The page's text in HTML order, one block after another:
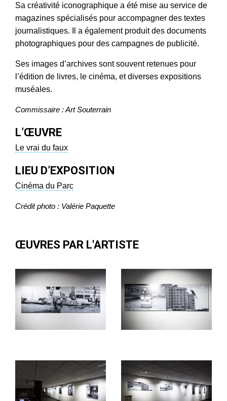
Sa créativité iconographique a été mise au service de
magazines spécialisés pour accompagner des textes
journalistiques. Il a également produit des documents
photographiques pour des campagnes de publicité.
Ses images d’archives sont souvent retenues pour
l’édition de livres, le cinéma, et diverses expositions
muséales.
Commissaire : Art Souterrain
L’ŒUVRE
Le vrai du faux
LIEU D’EXPOSITION
Cinéma du Parc
Crédit photo : Valérie Paquette
ŒUVRES PAR L'ARTISTE